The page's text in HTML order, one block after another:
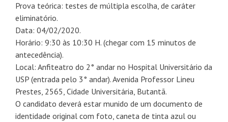
Prova teórica: testes de múltipla escolha, de caráter
eliminatório.
Data: 04/02/2020.
Horário: 9:30 às 10:30 H. (chegar com 15 minutos de
antecedência).
Local: Anfiteatro do 2° andar no Hospital Universitário da
USP (entrada pelo 3° andar). Avenida Professor Lineu
Prestes, 2565, Cidade Universitária, Butantã.
O candidato deverá estar munido de um documento de
identidade original com foto, caneta de tinta azul ou